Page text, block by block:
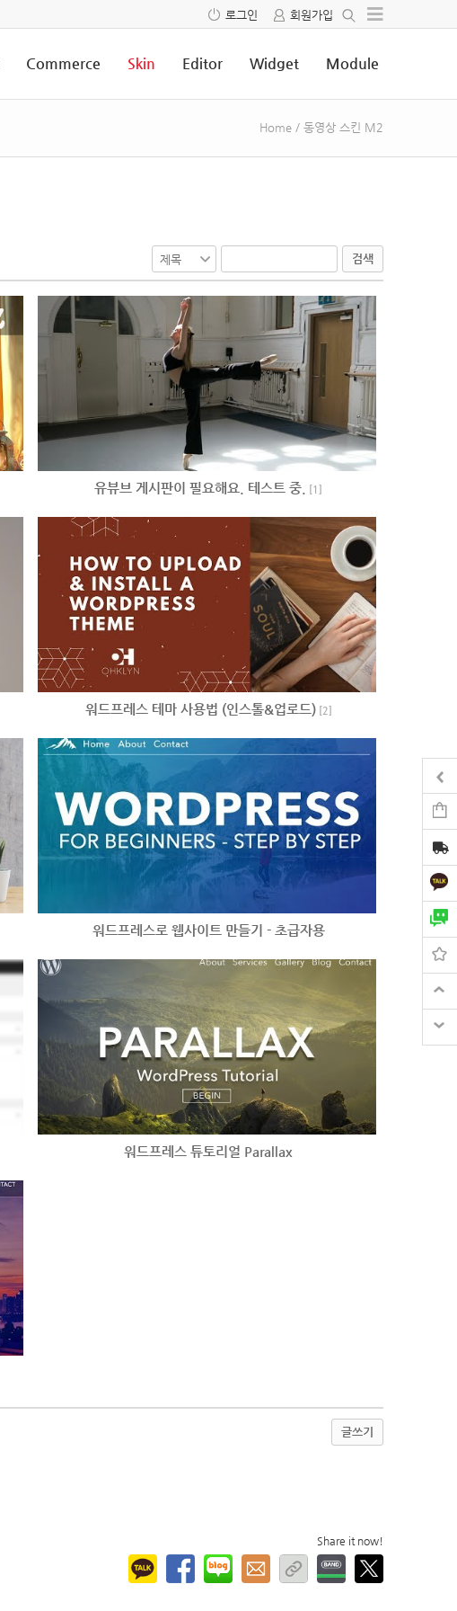
로그인 회원가입
Commerce Skin Editor Widget Module
Home / 동영상 스킨 M2
검색
유뷰브 게시판이 필요해요. 테스트 중. [1]
워드프레스 테마 사용법 (인스톨&업로드)[2]
워드프레스로 웹사이트 만들기 - 초급자용
워드프레스 튜토리얼 Parallax
글쓰기
Share it now!